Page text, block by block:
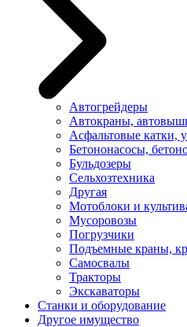
Автогрейдеры
Автокраны,
Асфальтовые катки,
Бетононасосы,
Бульдозеры
Сельхозтехника
Другая
Мотоблоки и
Мусоровозы
Погрузчики
Подъемные краны,
Самосвалы
Тракторы
Экскаваторы
Станки и оборудование
Другое имущество